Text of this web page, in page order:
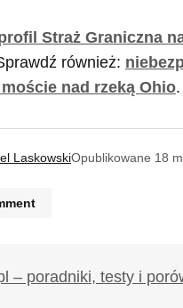
Straż Graniczna
również:
nad rzeką Ohio.
LaskowskiOpublikowane 18
nie zostanie
są oznaczone